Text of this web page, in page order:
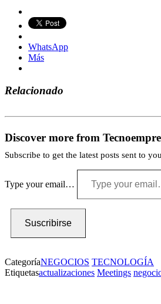
WhatsApp
Más
Relacionado
Discover more from
Subscribe to get the latest posts sent to
Type your email…
Suscribirse
CategoríaNEGOCIOS TECNOLOGÍA
Etiquetasactualizaciones Meetings